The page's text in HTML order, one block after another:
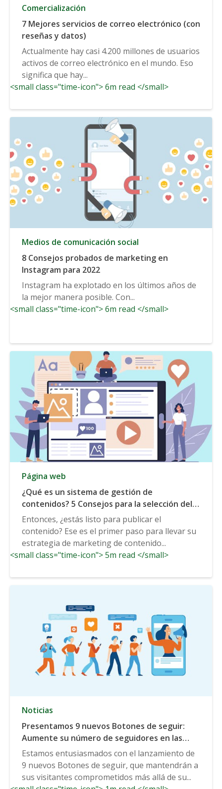
Comercialización
7 Mejores servicios de correo electrónico (con
reseñas y datos)
Actualmente hay casi 4.200 millones de usuarios
activos de correo electrónico en el mundo. Eso
significa que hay...
<small class="time-icon"> 6m read </small>
Medios de comunicación social
8 Consejos probados de marketing en
Instagram para 2022
Instagram ha explotado en los últimos años de
la mejor manera posible. Con...
<small class="time-icon"> 6m read </small>
Página web
¿Qué es un sistema de gestión de
contenidos? 5 Consejos para la selección del
CMS
Entonces, ¿estás listo para publicar el
contenido? Ese es el primer paso para llevar su
estrategia de marketing de contenido...
<small class="time-icon"> 5m read </small>
Noticias
Presentamos 9 nuevos Botones de seguir:
Aumente su número de seguidores en las
redes sociales a través de estos populares
canales
Estamos entusiasmados con el lanzamiento de
9 nuevos Botones de seguir, que mantendrán a
sus visitantes comprometidos más allá de su...